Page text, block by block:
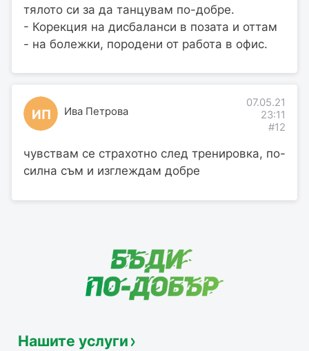
тялото си за да танцувам по-добре.
- Корекция на дисбаланси в позата и оттам
- на болежки, породени от работа в офис.
ИП Ива Петрова
07.05.21
23:11
#12
чувствам се страхотно след тренировка, по-
силна съм и изглеждам добре
Нашите услуги